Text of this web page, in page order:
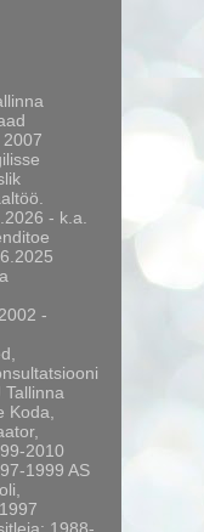
- k.a.
-
Koda,
2010
1999 AS
1988-